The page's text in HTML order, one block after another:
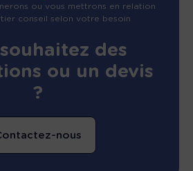
ou vous mettrons en relation
conseil selon votre besoin
des
ou un devis
?
nous